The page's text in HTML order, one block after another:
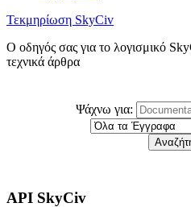
Τεκμηρίωση SkyCiv
Ο οδηγός σας για το λογισμικό
τεχνικά άρθρα
Ψάχνω για:
API SkyCiv